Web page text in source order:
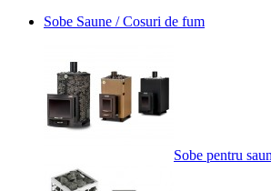
Sobe Saune / Cosuri de fum
Sobe pentru